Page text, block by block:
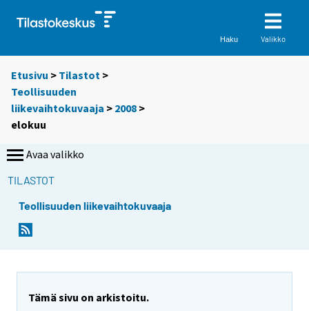
Haku Valikko
Etusivu > Tilastot >
Teollisuuden
liikevaihtokuvaaja > 2008 >
elokuu
Avaa valikko
TILASTOT
Teollisuuden liikevaihtokuvaaja
Tämä sivu on arkistoitu.